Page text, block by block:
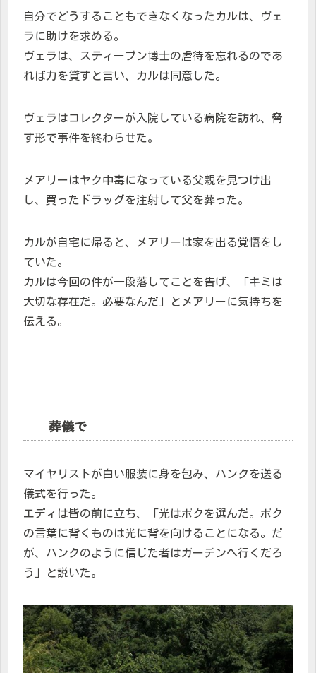
自分でどうすることもできなくなったカルは、ヴェ
ラに助けを求める。
ヴェラは、スティーブン博士の虐待を忘れるのであ
れば力を貸すと言い、カルは同意した。
ヴェラはコレクターが入院している病院を訪れ、脅
す形で事件を終わらせた。
メアリーはヤク中毒になっている父親を見つけ出
し、買ったドラッグを注射して父を葬った。
カルが自宅に帰ると、メアリーは家を出る覚悟をし
ていた。
カルは今回の件が一段落してことを告げ、「キミは
大切な存在だ。必要なんだ」とメアリーに気持ちを
伝える。
葬儀で
マイヤリストが白い服装に身を包み、ハンクを送る
儀式を行った。
エディは皆の前に立ち、「光はボクを選んだ。ボク
の言葉に背くものは光に背を向けることになる。だ
が、ハンクのように信じた者はガーデンへ行くだろ
う」と説いた。